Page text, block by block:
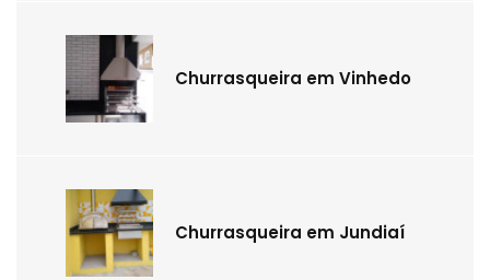
Churrasqueira em Vinhedo
Churrasqueira em Jundiaí